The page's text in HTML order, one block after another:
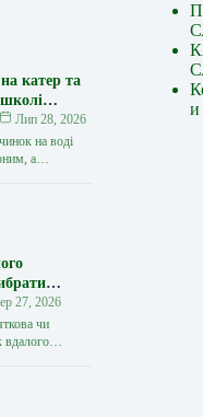
катер та
до
Лип 28, 2026
на воді
а
нові
27, 2026
чи
вдалого
завдання.
и